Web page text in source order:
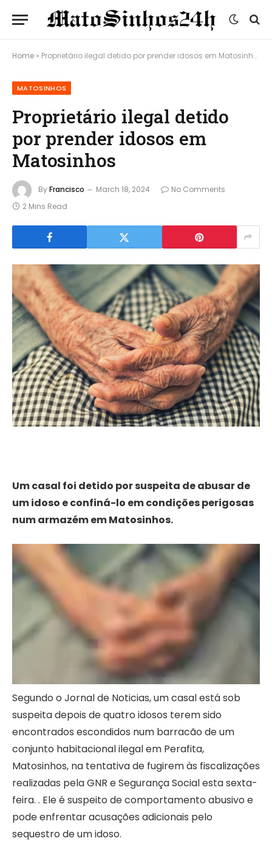
Home » Proprietário ilegal detido por prender idosos em Matosinhos
MATOSINHOS
Proprietário ilegal detido
por prender idosos em
Matosinhos
ByFrancisco March 18, 2024
No Comments
2 Mins Read
Um casal foi detido por suspeita de abusar de
um idoso e confiná-lo em condições perigosas
num armazém em Matosinhos.
Segundo o Jornal de Noticias, um casal está sob
suspeita depois de quatro idosos terem sido
encontrados escondidos num barracão de um
conjunto habitacional ilegal em Perafita,
Matosinhos, na tentativa de fugirem às fiscalizações
realizadas pela GNR e Segurança Social esta sexta-
feira. . Ele é suspeito de comportamento abusivo e
pode enfrentar acusações adicionais pelo
sequestro de um idoso.